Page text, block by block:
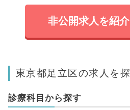
非公開求人を紹
東京都足立区の求人を
診療科目から探す